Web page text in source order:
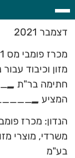
דצמבר 2021
מזון וכיבוד
חתימה בר"ת _
המציע _
משרדי, מוצרי
בע"מ